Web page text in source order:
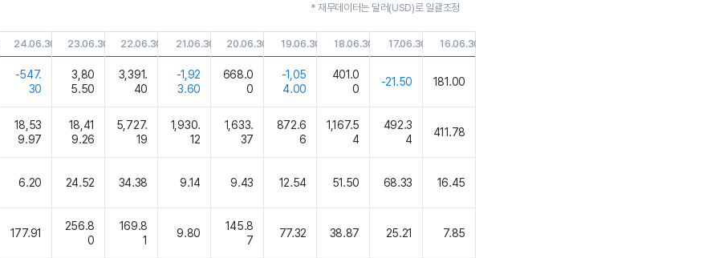
* 재무데이터는 달러(USD)로 일괄조정
24.06.30 23.06.30 22.06.30 21.06.30 20.06.30 19.06.30 18.06.30 17.06.30 16.06.30
-547.
30
3,80
5.50
3,391.
40
-1,92
3.60
668.0
0
-1,05
4.00
401.0
0
-21.50 181.00
18,53
9.97
18,41
9.26
5,727.
19
1,930.
12
1,633.
37
872.6
6
1,167.5
4
492.3
4
411.78
6.20 24.52 34.38 9.14 9.43 12.54 51.50 68.33 16.45
177.91
256.8
0
169.8
1
9.80
145.8
7
77.32 38.87 25.21 7.85